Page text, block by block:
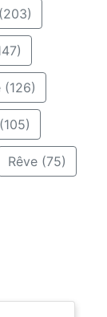
(126)
Rêve (75)